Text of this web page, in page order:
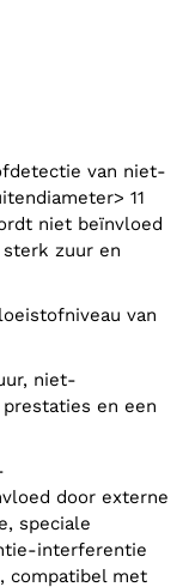
11
niet beïnvloed
zuur en
en een
door externe
speciale
interferentie
compatibel met